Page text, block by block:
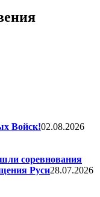
Войск!02.08.2026
соревнования
Руси28.07.2026